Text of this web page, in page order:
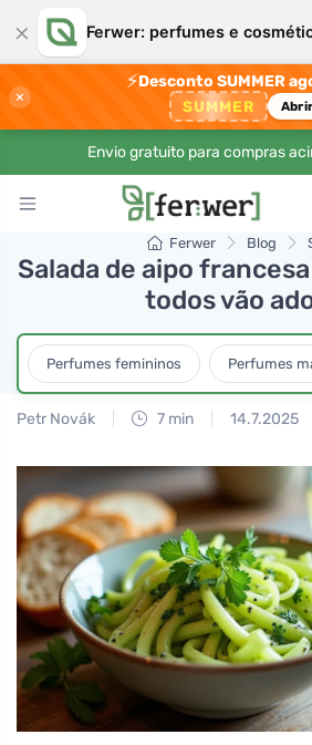
× Ferwer: perfumes e
×
⚡Desconto SUMMER
SUMMER
Envio gratuito para compras
Ferwer Blog
Salada de aipo
todos vão
Perfumes femininos Perfumes
Petr Novák 7 min 14.7.2025